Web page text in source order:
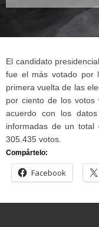
El candidato
fue el más votado por
primera vuelta de las
por ciento de los votos
acuerdo con los
informadas de un
305.435 votos.
Compártelo:
Facebook